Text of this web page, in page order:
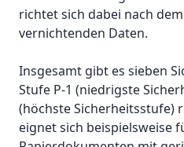
richtet sich dabei nach
vernichtenden Daten.
Insgesamt gibt es sieben
Stufe P-1 (niedrigste
(höchste Sicherheitsstufe)
eignet sich beispielsweise